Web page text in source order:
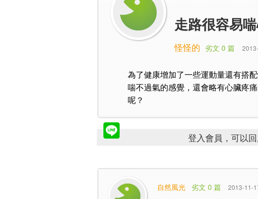
走路很容易
怪怪的 劣文 0 篇
為了健康增加了一些運動量還有搭
喘不過氣的感覺，還會略有心臟疼
呢？
登入會員，可以
自然風光 劣文 0 篇 2013-11-